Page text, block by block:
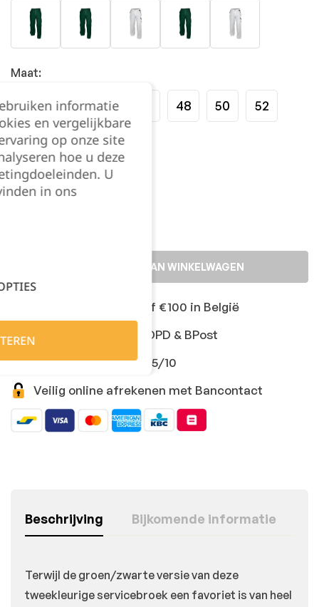
Maat:
40 42 44 48 50 52
54
Kies je aantal:
TOEVOEGEN AAN WINKELWAGEN
Gratis levering vanaf €100 in België
Snelle levering met DPD & BPost
Klanten geven ons 9,5/10
Veilig online afrekenen met Bancontact
Beschrijving Bijkomende informatie
Terwijl de groen/zwarte versie van deze
tweekleurige servicebroek een favoriet is van heel
informatie
en vergelijkbare
op onze site
hoe u deze
U
in ons